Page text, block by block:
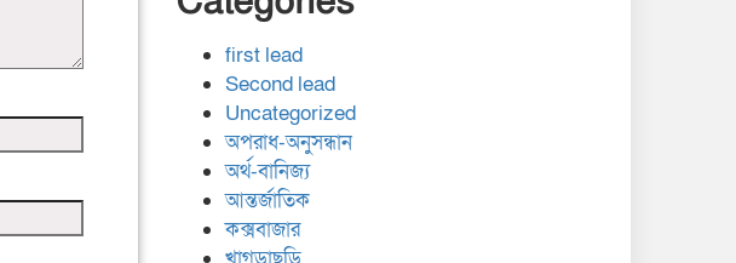
first lead
Second lead
Uncategorized
অপরাধ-অনুসন্ধান
অর্থ-বানিজ্য
আন্তর্জাতিক
কক্সবাজার